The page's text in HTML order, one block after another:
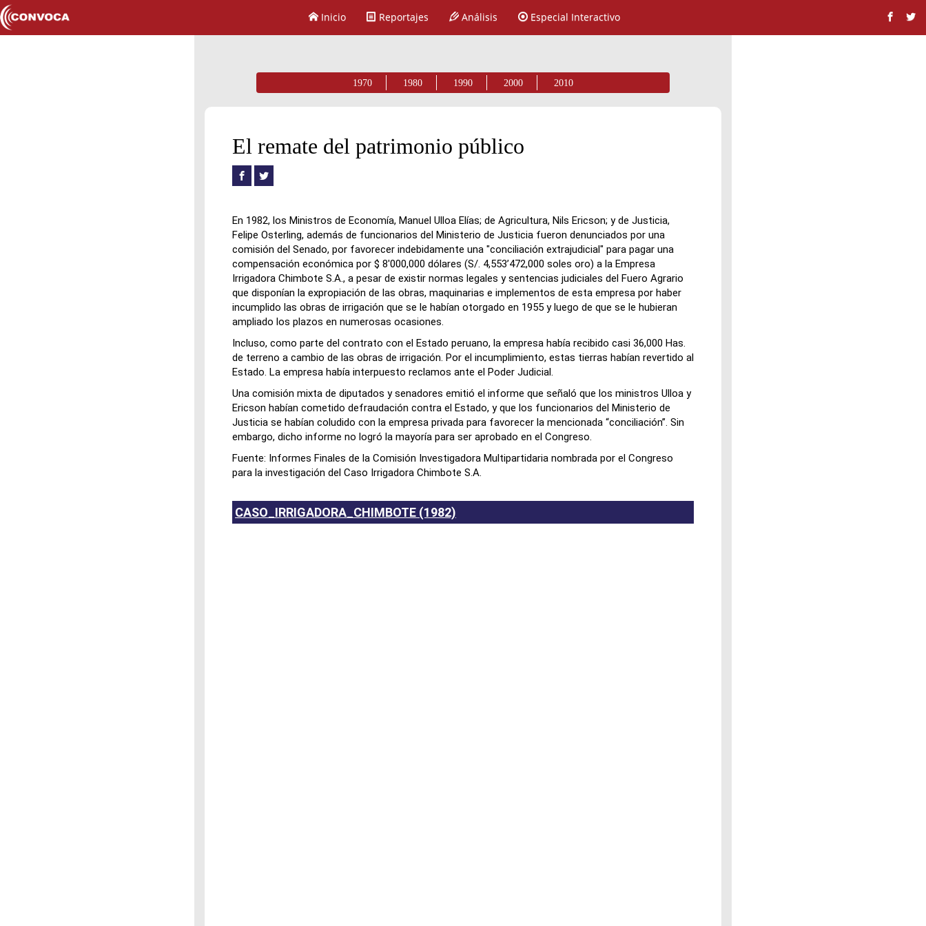
Inicio Reportajes Análisis Especial Interactivo
1970 1980 1990 2000 2010
El remate del patrimonio público
En 1982, los Ministros de Economía, Manuel Ulloa Elías; de Agricultura, Nils Ericson; y de Justicia,
Felipe Osterling, además de funcionarios del Ministerio de Justicia fueron denunciados por una
comisión del Senado, por favorecer indebidamente una "conciliación extrajudicial" para pagar una
compensación económica por $ 8'000,000 dólares (S/. 4,553’472,000 soles oro) a la Empresa
Irrigadora Chimbote S.A., a pesar de existir normas legales y sentencias judiciales del Fuero Agrario
que disponían la expropiación de las obras, maquinarias e implementos de esta empresa por haber
incumplido las obras de irrigación que se le habían otorgado en 1955 y luego de que se le hubieran
ampliado los plazos en numerosas ocasiones.
Incluso, como parte del contrato con el Estado peruano, la empresa había recibido casi 36,000 Has.
de terreno a cambio de las obras de irrigación. Por el incumplimiento, estas tierras habían revertido al
Estado. La empresa había interpuesto reclamos ante el Poder Judicial.
Una comisión mixta de diputados y senadores emitió el informe que señaló que los ministros Ulloa y
Ericson habían cometido defraudación contra el Estado, y que los funcionarios del Ministerio de
Justicia se habían coludido con la empresa privada para favorecer la mencionada “conciliación”. Sin
embargo, dicho informe no logró la mayoría para ser aprobado en el Congreso.
Fuente: Informes Finales de la Comisión Investigadora Multipartidaria nombrada por el Congreso
para la investigación del Caso Irrigadora Chimbote S.A.
CASO_IRRIGADORA_CHIMBOTE (1982)